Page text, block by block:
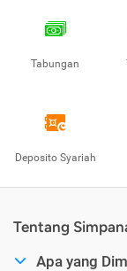
Tabungan
Deposito Syariah
Tentang
Apa yang